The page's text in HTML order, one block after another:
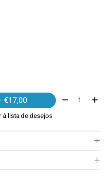
— €17,00 Quantidade:
à lista de desejos